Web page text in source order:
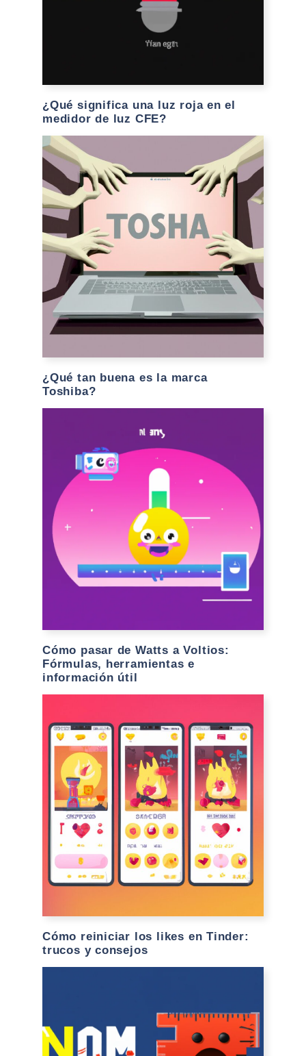
¿Qué significa una luz roja en el
medidor de luz CFE?
¿Qué tan buena es la marca
Toshiba?
Cómo pasar de Watts a Voltios:
Fórmulas, herramientas e
información útil
Cómo reiniciar los likes en Tinder:
trucos y consejos